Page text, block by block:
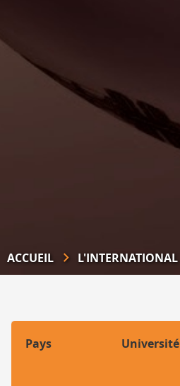
ACCUEIL L'INTERNATIONAL
Pays Université